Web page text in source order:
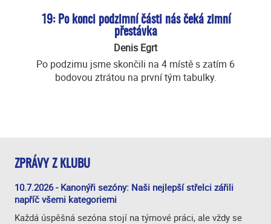
19: Po konci podzimní části nás čeká zimní
přestávka
Denis Egrt
Po podzimu jsme skončili na 4 místě s zatím 6
bodovou ztrátou na první tým tabulky.
ZPRÁVY Z KLUBU
10.7.2026 - Kanonýři sezóny: Naši nejlepší střelci zářili
napříč všemi kategoriemi
Každá úspěšná sezóna stojí na týmové práci, ale vždy se